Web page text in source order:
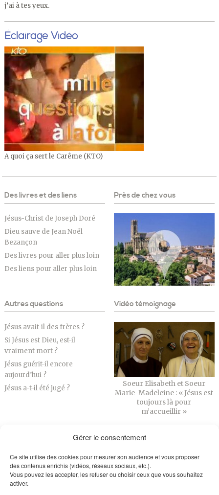
Gérer le consentement
Ce site utilise des cookies pour mesurer son audience et vous proposer
des contenus enrichis (vidéos, réseaux sociaux, etc.).
Vous pouvez les accepter, les refuser ou choisir ceux que vous souhaitez
activer.
j’ai à tes yeux.
Éclairage Vidéo
A quoi ça sert le Carême (KTO)
Des livres et des liens
Jésus-Christ de Joseph Doré
Dieu sauve de Jean Noël
Bezançon
Des livres pour aller plus loin
Des liens pour aller plus loin
Près de chez vous
Autres questions
Jésus avait-il des frères ?
Si Jésus est Dieu, est-il
vraiment mort ?
Jésus guérit-il encore
aujourd’hui ?
Jésus a-t-il été jugé ?
Vidéo témoignage
Soeur Elisabeth et Soeur
Marie-Madeleine : « Jésus est
toujours là pour
m’accueillir »